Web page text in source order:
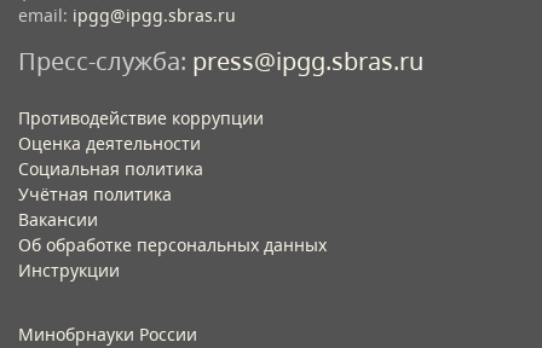
email: ipgg@ipgg.sbras.ru
Пресс-служба: press@ipgg.sbras.ru
Противодействие коррупции
Оценка деятельности
Социальная политика
Учётная политика​
Вакансии​
Об обработке персональных данных​
Инструкции​
Минобрнауки России